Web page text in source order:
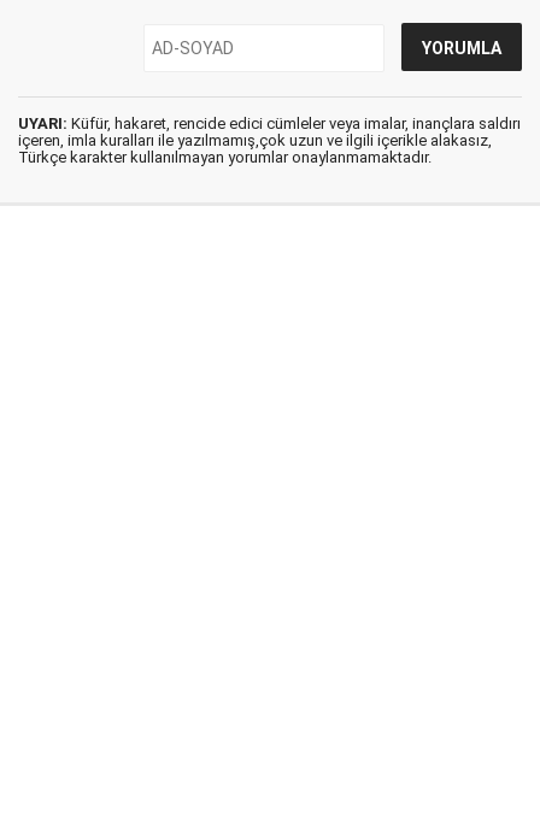
UYARI: Küfür, hakaret, rencide edici cümleler veya imalar, inançlara saldırı
içeren, imla kuralları ile yazılmamış,çok uzun ve ilgili içerikle alakasız,
Türkçe karakter kullanılmayan yorumlar onaylanmamaktadır.